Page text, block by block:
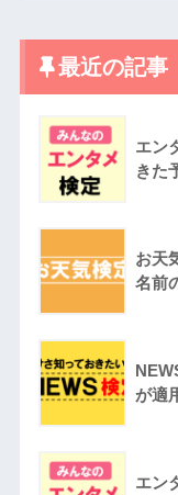
最近の記事
エン
きた
お天
名前
が適
エン